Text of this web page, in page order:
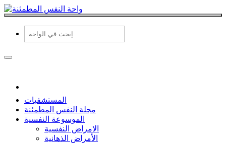
المستشفيات
مجلة النفس المطمئنة
الموسوعة النفسية
الامراض النفسية
الأمراض الذهانية